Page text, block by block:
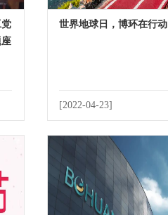
世界地球日，博环在行动
[2022-04-23]